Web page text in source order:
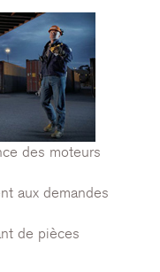
des moteurs
aux demandes
de pièces